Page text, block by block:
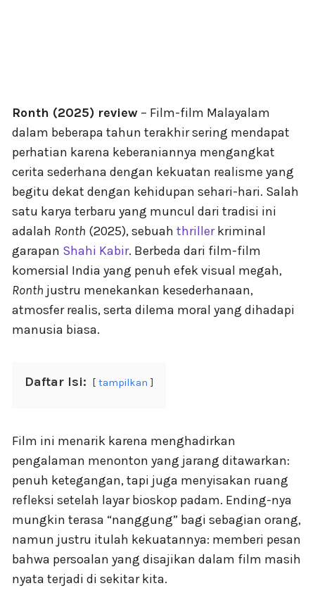
Ronth (2025) review – Film-film Malayalam
dalam beberapa tahun terakhir sering mendapat
perhatian karena keberaniannya mengangkat
cerita sederhana dengan kekuatan realisme yang
begitu dekat dengan kehidupan sehari-hari. Salah
satu karya terbaru yang muncul dari tradisi ini
adalah Ronth (2025), sebuah thrillerkriminal
garapan Shahi Kabir. Berbeda dari film-film
komersial India yang penuh efek visual megah,
Ronth justru menekankan kesederhanaan,
atmosfer realis, serta dilema moral yang dihadapi
manusia biasa.
Daftar Isi: tampilkan
Film ini menarik karena menghadirkan
pengalaman menonton yang jarang ditawarkan:
penuh ketegangan, tapi juga menyisakan ruang
refleksi setelah layar bioskop padam. Ending-nya
mungkin terasa “nanggung” bagi sebagian orang,
namun justru itulah kekuatannya: memberi pesan
bahwa persoalan yang disajikan dalam film masih
nyata terjadi di sekitar kita.